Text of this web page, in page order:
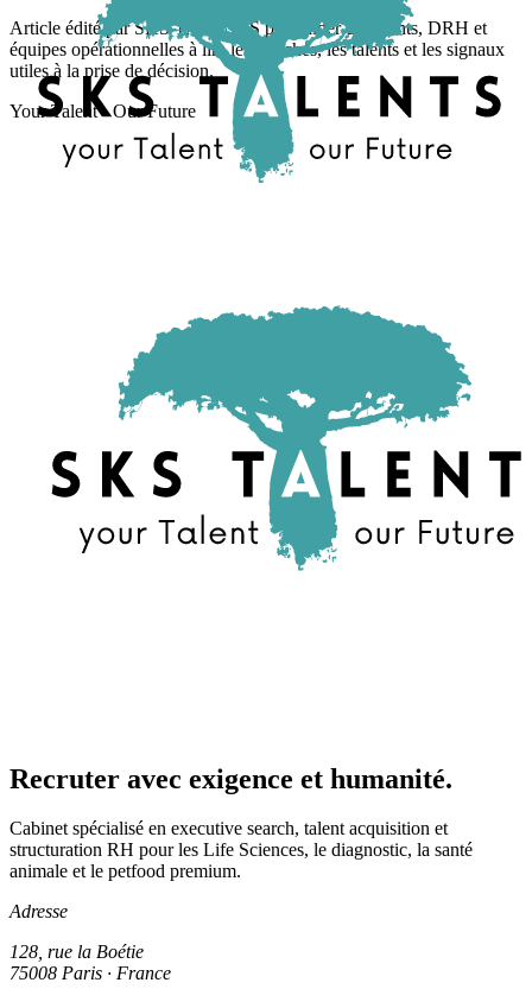
Article édité par SKS TALENTS pour aider dirigeants, DRH et
équipes opérationnelles à lire les marchés, les talents et les signaux
utiles à la prise de décision.
Your Talent · Our Future
Recruter avec exigence et humanité.
Cabinet spécialisé en executive search, talent acquisition et
structuration RH pour les Life Sciences, le diagnostic, la santé
animale et le petfood premium.
Adresse
128, rue la Boétie
75008 Paris · France